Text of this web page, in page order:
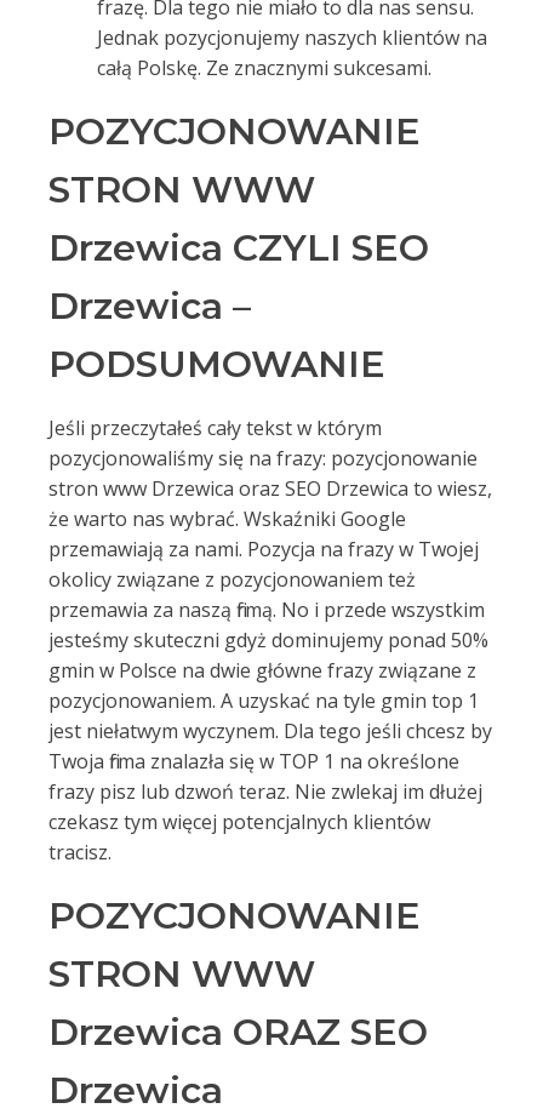
frazę. Dla tego nie miało to dla nas sensu.
Jednak pozycjonujemy naszych klientów na
całą Polskę. Ze znacznymi sukcesami.
POZYCJONOWANIE
STRON WWW
Drzewica CZYLI SEO
Drzewica –
PODSUMOWANIE
Jeśli przeczytałeś cały tekst w którym
pozycjonowaliśmy się na frazy: pozycjonowanie
stron www Drzewica oraz SEO Drzewica to wiesz,
że warto nas wybrać. Wskaźniki Google
przemawiają za nami. Pozycja na frazy w Twojej
okolicy związane z pozycjonowaniem też
przemawia za naszą firmą. No i przede wszystkim
jesteśmy skuteczni gdyż dominujemy ponad 50%
gmin w Polsce na dwie główne frazy związane z
pozycjonowaniem. A uzyskać na tyle gmin top 1
jest niełatwym wyczynem. Dla tego jeśli chcesz by
Twoja firma znalazła się w TOP 1 na określone
frazy pisz lub dzwoń teraz. Nie zwlekaj im dłużej
czekasz tym więcej potencjalnych klientów
tracisz.
POZYCJONOWANIE
STRON WWW
Drzewica ORAZ SEO
Drzewica